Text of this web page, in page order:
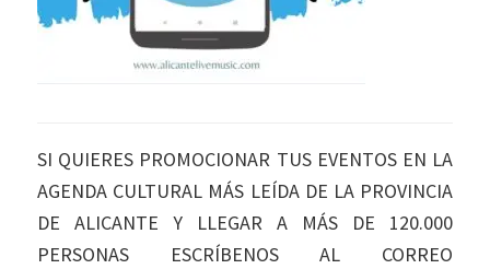
SI QUIERES PROMOCIONAR TUS EVENTOS EN LA
AGENDA CULTURAL MÁS LEÍDA DE LA PROVINCIA
DE ALICANTE Y LLEGAR A MÁS DE 120.000
PERSONAS ESCRÍBENOS AL CORREO